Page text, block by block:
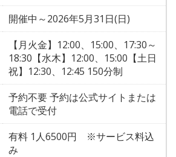
開催中～2026年5月31日(日)
【月火金】12:00、15:00、17:30～
18:30【水木】12:00、15:00【土日
祝】12:30、12:45 150分制
予約不要 予約は公式サイトまたは
電話で受付
有料 1人6500円 ※サービス料込
み